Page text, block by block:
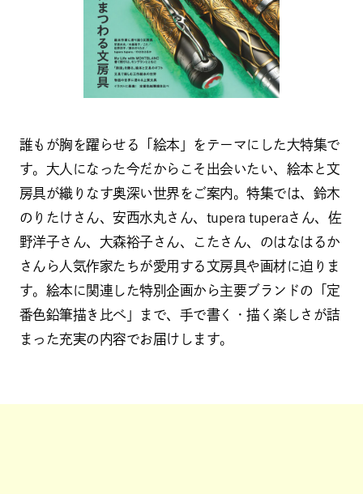
誰もが胸を躍らせる「絵本」をテーマにした大特集で
す。大人になった今だからこそ出会いたい、絵本と文
房具が織りなす奥深い世界をご案内。特集では、鈴木
のりたけさん、安西水丸さん、tupera tuperaさん、佐
野洋子さん、大森裕子さん、こたさん、のはなはるか
さんら人気作家たちが愛用する文房具や画材に迫りま
す。絵本に関連した特別企画から主要ブランドの「定
番色鉛筆描き比べ」まで、手で書く・描く楽しさが詰
まった充実の内容でお届けします。